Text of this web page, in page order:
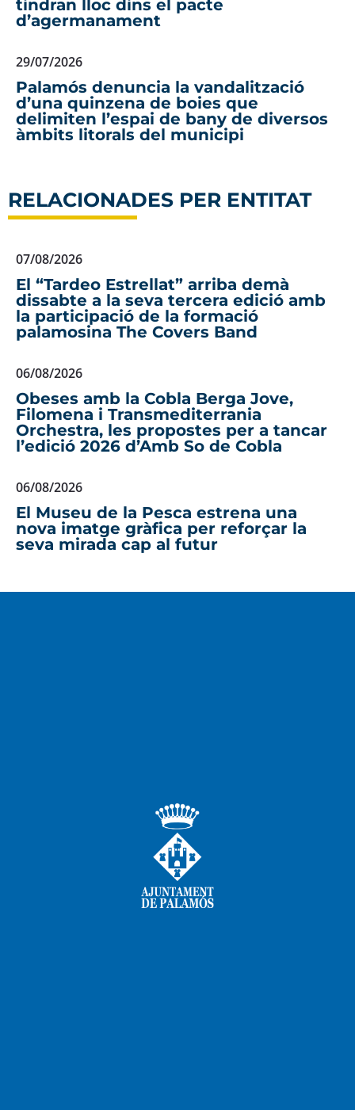
tindran lloc dins el pacte
d’agermanament
29/07/2026
Palamós denuncia la vandalització
d’una quinzena de boies que
delimiten l’espai de bany de diversos
àmbits litorals del municipi
RELACIONADES PER ENTITAT
07/08/2026
El “Tardeo Estrellat” arriba demà
dissabte a la seva tercera edició amb
la participació de la formació
palamosina The Covers Band
06/08/2026
Obeses amb la Cobla Berga Jove,
Filomena i Transmediterrania
Orchestra, les propostes per a tancar
l’edició 2026 d’Amb So de Cobla
06/08/2026
El Museu de la Pesca estrena una
nova imatge gràfica per reforçar la
seva mirada cap al futur